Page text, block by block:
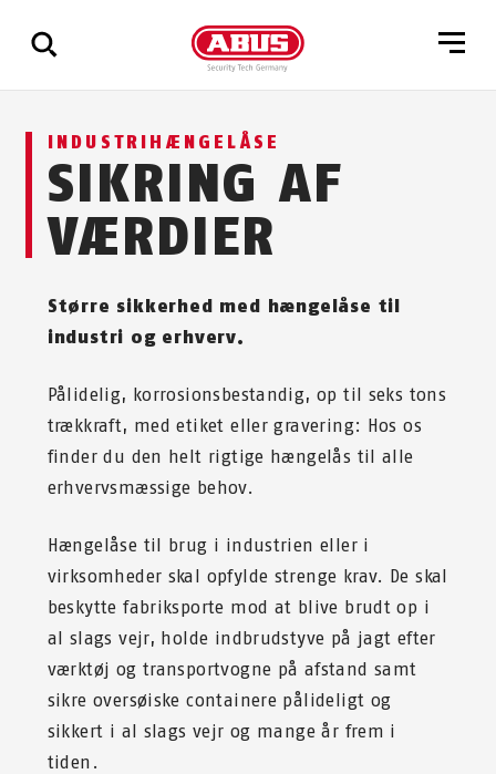
Vis
resultater
INDUSTRIHÆNGELÅSE
SIKRING AF
VÆRDIER
Større sikkerhed med hængelåse til
industri og erhverv.
Pålidelig, korrosionsbestandig, op til seks tons
trækkraft, med etiket eller gravering: Hos os
finder du den helt rigtige hængelås til alle
erhvervsmæssige behov.
Hængelåse til brug i industrien eller i
virksomheder skal opfylde strenge krav. De skal
beskytte fabriksporte mod at blive brudt op i
al slags vejr, holde indbrudstyve på jagt efter
værktøj og transportvogne på afstand samt
sikre oversøiske containere pålideligt og
sikkert i al slags vejr og mange år frem i
tiden.